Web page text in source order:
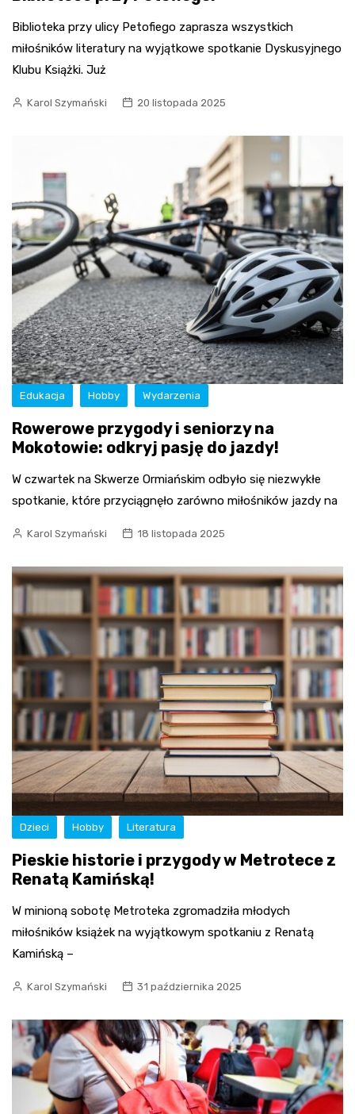
Biblioteka przy ulicy Petofiego zaprasza wszystkich
miłośników literatury na wyjątkowe spotkanie Dyskusyjnego
Klubu Książki. Już
Karol Szymański 20 listopada 2025
Edukacja Hobby Wydarzenia
Rowerowe przygody i seniorzy na
Mokotowie: odkryj pasję do jazdy!
W czwartek na Skwerze Ormiańskim odbyło się niezwykłe
spotkanie, które przyciągnęło zarówno miłośników jazdy na
Karol Szymański 18 listopada 2025
Dzieci Hobby Literatura
Pieskie historie i przygody w Metrotece z
Renatą Kamińską!
W minioną sobotę Metroteka zgromadziła młodych
miłośników książek na wyjątkowym spotkaniu z Renatą
Kamińską –
Karol Szymański 31 października 2025